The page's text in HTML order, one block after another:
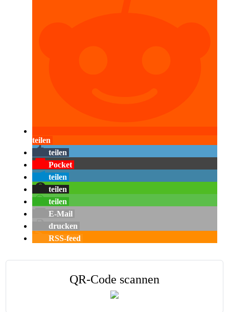
teilen
teilen
Pocket
teilen
teilen
teilen
E-Mail
drucken
RSS-feed
QR-Code scannen